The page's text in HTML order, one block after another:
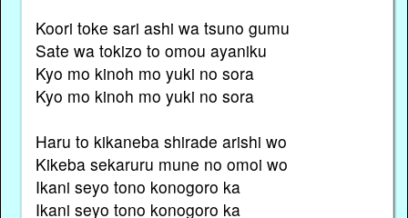
Koori toke sari ashi wa tsuno gumu
Sate wa tokizo to omou ayaniku
Kyo mo kinoh mo yuki no sora
Kyo mo kinoh mo yuki no sora
Haru to kikaneba shirade arishi wo
Kikeba sekaruru mune no omoi wo
Ikani seyo tono konogoro ka
Ikani seyo tono konogoro ka